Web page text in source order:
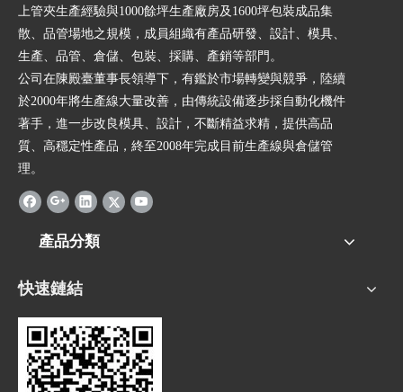
上管夾生產經驗與1000餘坪生產廠房及1600坪包裝成品集
散、品管場地之規模，成員組織有產品研發、設計、模具、
生產、品管、倉儲、包裝、採購、產銷等部門。
公司在陳殿臺董事長領導下，有鑑於市場轉變與競爭，陸續
於2000年將生產線大量改善，由傳統設備逐步採自動化機件
著手，進一步改良模具、設計，不斷精益求精，提供高品
質、高穩定性產品，終至2008年完成目前生產線與倉儲管
理。
產品分類
快速鏈結